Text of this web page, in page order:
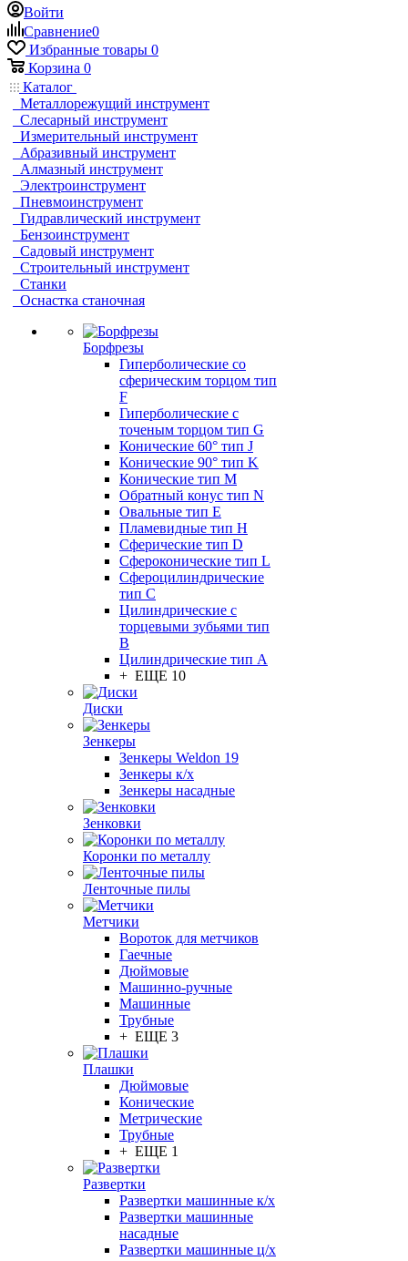
Войти
Сравнение0
Избранные товары 0
Корзина 0
Каталог
Металлорежущий инструмент
Слесарный инструмент
Измерительный инструмент
Абразивный инструмент
Алмазный инструмент
Электроинструмент
Пневмоинструмент
Гидравлический инструмент
Бензоинструмент
Садовый инструмент
Строительный инструмент
Станки
Оснастка станочная
Борфрезы
Гиперболические cо
сферическим торцом тип
F
Гиперболические с
точеным торцом тип G
Конические 60° тип J
Конические 90° тип K
Конические тип M
Обратный конус тип N
Овальные тип E
Пламевидные тип H
Сферические тип D
Сфероконические тип L
Сфероцилиндрические
тип C
Цилиндрические с
торцевыми зубьями тип
B
Цилиндрические тип А
+ ЕЩЕ 10
Диски
Зенкеры
Зенкеры Weldon 19
Зенкеры к/х
Зенкеры насадные
Зенковки
Коронки по металлу
Ленточные пилы
Метчики
Вороток для метчиков
Гаечные
Дюймовые
Машинно-ручные
Машинные
Трубные
+ ЕЩЕ 3
Плашки
Дюймовые
Конические
Метрические
Трубные
+ ЕЩЕ 1
Развертки
Развертки машинные к/х
Развертки машинные
насадные
Развертки машинные ц/х